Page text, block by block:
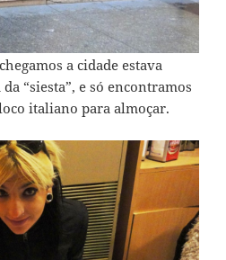
a cidade estava
“siesta”, e só encontramos
italiano para almoçar.